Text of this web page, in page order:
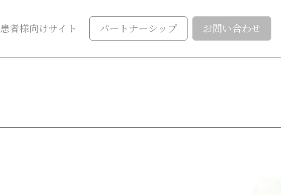
患者様向けサイト パートナーシップ お問い合わせ